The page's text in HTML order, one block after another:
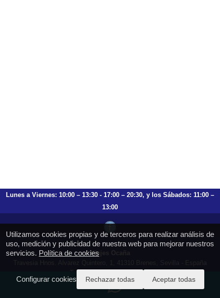
Utilizamos cookies propias y de terceros para realizar análisis de
uso, medición y publicidad de nuestra web para mejorar nuestros
servicios. Política de cookies
Configurar cookies Rechazar todas Aceptar todas
Lunes a Viernes: 10:00 – 13:30 - 17:00 – 20:30, y los Sábados: 11:00 –
13:00
Viajes Ocaña
T.: 659 753 504 954 797 472
https://viajesocana.es
reservas@viajesocana.es